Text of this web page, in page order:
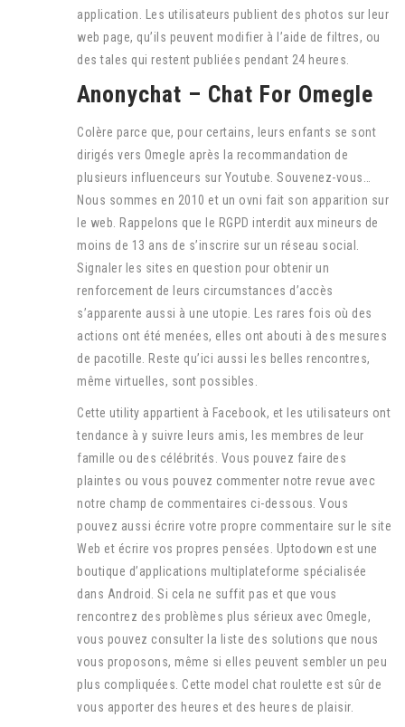
application. Les utilisateurs publient des photos sur leur
web page, qu’ils peuvent modifier à l’aide de filtres, ou
des tales qui restent publiées pendant 24 heures.
Anonychat – Chat For Omegle
Colère parce que, pour certains, leurs enfants se sont
dirigés vers Omegle après la recommandation de
plusieurs influenceurs sur Youtube. Souvenez-vous…
Nous sommes en 2010 et un ovni fait son apparition sur
le web. Rappelons que le RGPD interdit aux mineurs de
moins de 13 ans de s’inscrire sur un réseau social.
Signaler les sites en question pour obtenir un
renforcement de leurs circumstances d’accès
s’apparente aussi à une utopie. Les rares fois où des
actions ont été menées, elles ont abouti à des mesures
de pacotille. Reste qu’ici aussi les belles rencontres,
même virtuelles, sont possibles.
Cette utility appartient à Facebook, et les utilisateurs ont
tendance à y suivre leurs amis, les membres de leur
famille ou des célébrités. Vous pouvez faire des
plaintes ou vous pouvez commenter notre revue avec
notre champ de commentaires ci-dessous. Vous
pouvez aussi écrire votre propre commentaire sur le site
Web et écrire vos propres pensées. Uptodown est une
boutique d’applications multiplateforme spécialisée
dans Android. Si cela ne suffit pas et que vous
rencontrez des problèmes plus sérieux avec Omegle,
vous pouvez consulter la liste des solutions que nous
vous proposons, même si elles peuvent sembler un peu
plus compliquées. Cette model chat roulette est sûr de
vous apporter des heures et des heures de plaisir.